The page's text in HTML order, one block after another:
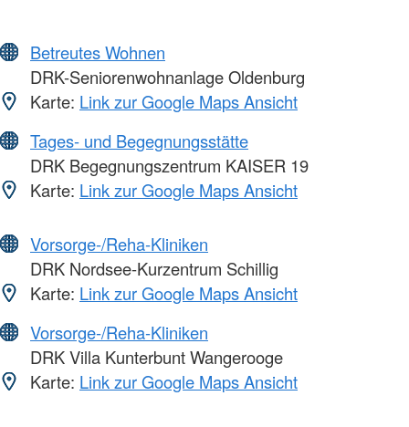
Betreutes Wohnen
DRK-Seniorenwohnanlage Oldenburg
Karte: Link zur Google Maps Ansicht
Tages- und Begegnungsstätte
DRK Begegnungszentrum KAISER 19
Karte: Link zur Google Maps Ansicht
Vorsorge-/Reha-Kliniken
DRK Nordsee-Kurzentrum Schillig
Karte: Link zur Google Maps Ansicht
Vorsorge-/Reha-Kliniken
DRK Villa Kunterbunt Wangerooge
Karte: Link zur Google Maps Ansicht